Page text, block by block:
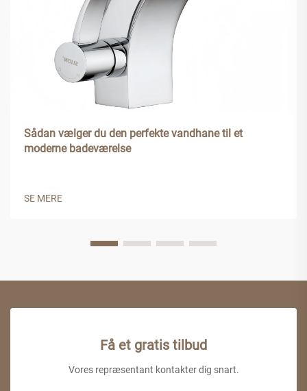
Sådan vælger du den perfekte vandhane til et
moderne badeværelse
SE MERE
Få et gratis tilbud
Vores repræsentant kontakter dig snart.